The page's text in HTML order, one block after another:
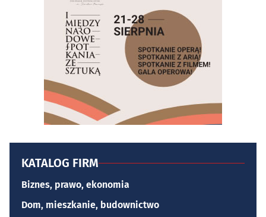
KATALOG FIRM
Biznes, prawo, ekonomia
Dom, mieszkanie, budownictwo